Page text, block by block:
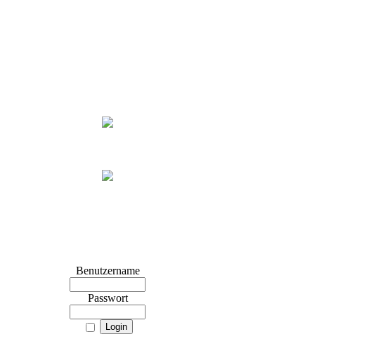
Benutzername
Passwort